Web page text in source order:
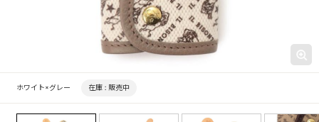
ホワイト×グレー 在庫 : 販売中